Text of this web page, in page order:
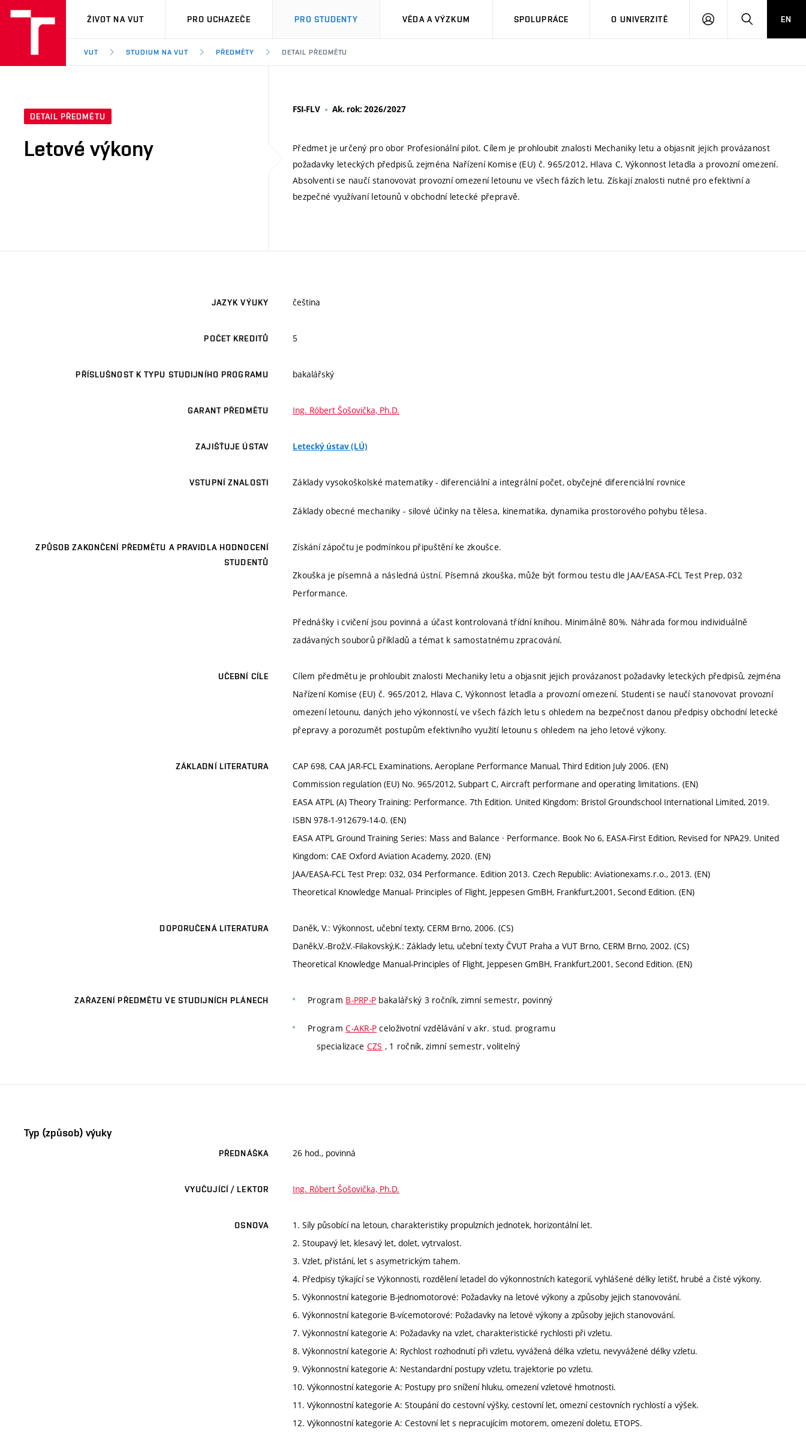
VUT
ŽIVOT NA VUT PRO UCHAZEČE PRO STUDENTY VĚDA A VÝZKUM SPOLUPRÁCE O UNIVERZITĚ
PŘIHLÁSIT HLEDATEN
VUT STUDIUM NA VUT PŘEDMĚTY DETAIL PŘEDMĚTU
DETAIL PŘEDMĚTU
Letové výkony
FSI-FLV Ak. rok: 2026/2027
Předmet je určený pro obor Profesionální pilot. Cílem je prohloubit znalosti Mechaniky letu a objasnit jejich provázanost
požadavky leteckých předpisů, zejména Nařízení Komise (EU) č. 965/2012, Hlava C, Výkonnost letadla a provozní omezení.
Absolventi se naučí stanovovat provozní omezení letounu ve všech fázích letu. Získají znalosti nutné pro efektivní a
bezpečné využívaní letounů v obchodní letecké přepravě.
JAZYK VÝUKY čeština
POČET KREDITŮ 5
PŘÍSLUŠNOST K TYPU STUDIJNÍHO PROGRAMU bakalářský
GARANT PŘEDMĚTU Ing. Róbert Šošovička, Ph.D.
ZAJIŠŤUJE ÚSTAV Letecký ústav (LÚ)
VSTUPNÍ ZNALOSTI Základy vysokoškolské matematiky - diferenciální a integrální počet, obyčejné diferenciální rovnice
Základy obecné mechaniky - silové účinky na tělesa, kinematika, dynamika prostorového pohybu tělesa.
ZPŮSOB ZAKONČENÍ PŘEDMĚTU A PRAVIDLA HODNOCENÍ
STUDENTŮ
Získání zápočtu je podmínkou připuštění ke zkoušce.
Zkouška je písemná a následná ústní. Písemná zkouška, může být formou testu dle JAA/EASA-FCL Test Prep, 032
Performance.
Přednášky i cvičení jsou povinná a účast kontrolovaná třídní knihou. Minimálně 80%. Náhrada formou individuálně
zadávaných souborů příkladů a témat k samostatnému zpracování.
UČEBNÍ CÍLE
Cílem předmětu je prohloubit znalosti Mechaniky letu a objasnit jejich provázanost požadavky leteckých předpisů, zejména
Nařízení Komise (EU) č. 965/2012, Hlava C, Výkonnost letadla a provozní omezení. Studenti se naučí stanovovat provozní
omezení letounu, daných jeho výkonností, ve všech fázích letu s ohledem na bezpečnost danou předpisy obchodní letecké
přepravy a porozumět postupům efektivního využití letounu s ohledem na jeho letové výkony.
ZÁKLADNÍ LITERATURA
CAP 698, CAA JAR-FCL Examinations, Aeroplane Performance Manual, Third Edition July 2006. (EN)
Commission regulation (EU) No. 965/2012, Subpart C, Aircraft performane and operating limitations. (EN)
EASA ATPL (A) Theory Training: Performance. 7th Edition. United Kingdom: Bristol Groundschool International Limited, 2019.
ISBN 978-1-912679-14-0. (EN)
EASA ATPL Ground Training Series: Mass and Balance · Performance. Book No 6, EASA-First Edition, Revised for NPA29. United
Kingdom: CAE Oxford Aviation Academy, 2020. (EN)
JAA/EASA-FCL Test Prep: 032, 034 Performance. Edition 2013. Czech Republic: Aviationexams.r.o., 2013. (EN)
Theoretical Knowledge Manual- Principles of Flight, Jeppesen GmBH, Frankfurt,2001, Second Edition. (EN)
DOPORUČENÁ LITERATURA
Daněk, V.: Výkonnost, učební texty, CERM Brno, 2006. (CS)
Daněk,V.-Brož,V.-Filakovský,K.: Základy letu, učební texty ČVUT Praha a VUT Brno, CERM Brno, 2002. (CS)
Theoretical Knowledge Manual-Principles of Flight, Jeppesen GmBH, Frankfurt,2001, Second Edition. (EN)
ZAŘAZENÍ PŘEDMĚTU VE STUDIJNÍCH PLÁNECH Program B-PRP-P bakalářský 3 ročník, zimní semestr, povinný
ProgramC-AKR-P celoživotní vzdělávání v akr. stud. programu
specializace CZS , 1 ročník, zimní semestr, volitelný
Typ (způsob) výuky
PŘEDNÁŠKA 26 hod., povinná
VYUČUJÍCÍ / LEKTOR Ing. Róbert Šošovička, Ph.D.
OSNOVA
1. Síly působící na letoun, charakteristiky propulzních jednotek, horizontální let.
2. Stoupavý let, klesavý let, dolet, vytrvalost.
3. Vzlet, přistání, let s asymetrickým tahem.
4. Předpisy týkající se Výkonnosti, rozdělení letadel do výkonnostních kategorií, vyhlášené délky letišť, hrubé a čisté výkony.
5. Výkonnostní kategorie B-jednomotorové: Požadavky na letové výkony a způsoby jejich stanovování.
6. Výkonnostní kategorie B-vícemotorové: Požadavky na letové výkony a způsoby jejich stanovování.
7. Výkonnostní kategorie A: Požadavky na vzlet, charakteristické rychlosti při vzletu.
8. Výkonnostní kategorie A: Rychlost rozhodnutí při vzletu, vyvážená délka vzletu, nevyvážené délky vzletu.
9. Výkonnostní kategorie A: Nestandardní postupy vzletu, trajektorie po vzletu.
10. Výkonnostní kategorie A: Postupy pro snížení hluku, omezení vzletové hmotnosti.
11. Výkonnostní kategorie A: Stoupání do cestovní výšky, cestovní let, omezní cestovních rychlostí a výšek.
12. Výkonnostní kategorie A: Cestovní let s nepracujícím motorem, omezení doletu, ETOPS.